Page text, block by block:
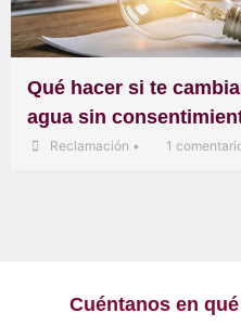
Qué hacer si te
agua sin
Reclamación • 1
Cuéntanos en